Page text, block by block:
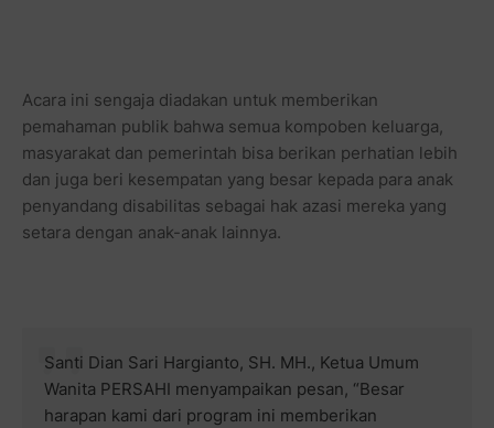
Acara ini sengaja diadakan untuk memberikan
pemahaman publik bahwa semua kompoben keluarga,
masyarakat dan pemerintah bisa berikan perhatian lebih
dan juga beri kesempatan yang besar kepada para anak
penyandang disabilitas sebagai hak azasi mereka yang
setara dengan anak-anak lainnya.
Santi Dian Sari Hargianto, SH. MH., Ketua Umum
Wanita PERSAHI menyampaikan pesan, “Besar
harapan kami dari program ini memberikan